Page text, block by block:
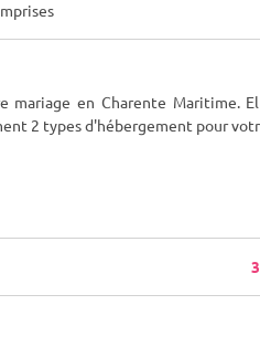
mariage en Charente Maritime.
2 types d'hébergement pour